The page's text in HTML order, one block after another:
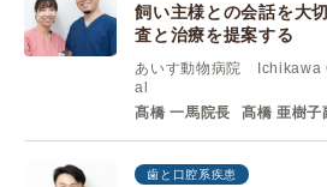
飼い主様との会話を大
査と治療を提案する
あいす動物病院 Ichikawa
al
髙橋 一馬院長
髙橋 亜樹子
歯と口腔系疾患